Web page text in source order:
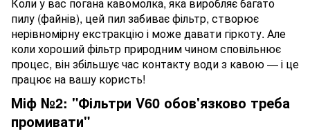
пилу (файнів), цей пил забиває фільтр, створює
нерівномірну екстракцію і може давати гіркоту. Але
коли хороший фільтр природним чином сповільнює
процес, він збільшує час контакту води з кавою — і це
працює на вашу користь!
Міф №2: "Фільтри V60 обов'язково треба
промивати"